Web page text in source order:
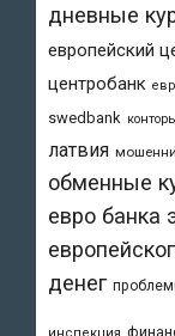
дневные
европейский
центробанк
swedbank
латвия
обменные
евро банка
денег
инспекция